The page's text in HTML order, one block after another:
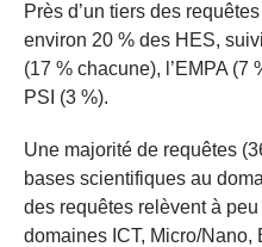
Près d’un tiers des
environ 20 % des HES,
(17 % chacune), l’EMPA (7
PSI (3 %).
Une majorité de requêtes
bases scientifiques au
des requêtes relèvent à
domaines ICT, Micro/Nano,